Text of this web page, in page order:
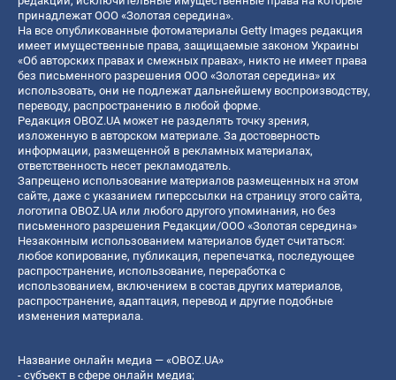
принадлежат ООО «Золотая середина».
На все опубликованные фотоматериалы Getty Images редакция
имеет имущественные права, защищаемые законом Украины
«Об авторских правах и смежных правах», никто не имеет права
без письменного разрешения ООО «Золотая середина» их
использовать, они не подлежат дальнейшему воспроизводству,
переводу, распространению в любой форме.
Редакция OBOZ.UA может не разделять точку зрения,
изложенную в авторском материале. За достоверность
информации, размещенной в рекламных материалах,
ответственность несет рекламодатель.
Запрещено использование материалов размещенных на этом
сайте, даже с указанием гиперссылки на страницу этого сайта,
логотипа OBOZ.UA или любого другого упоминания, но без
письменного разрешения Редакции/ООО «Золотая середина»
Незаконным использованием материалов будет считаться:
любое копирование, публикация, перепечатка, последующее
распространение, использование, переработка с
использованием, включением в состав других материалов,
распространение, адаптация, перевод и другие подобные
изменения материала.
Название онлайн медиа — «OBOZ.UA»
- субъект в сфере онлайн медиа;